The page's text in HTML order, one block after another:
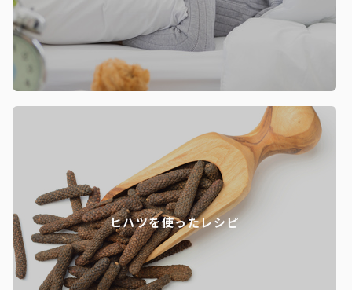
ヒハツを使ったレシピ